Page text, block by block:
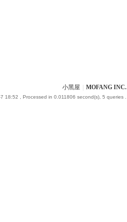
小黑屋 MOFANG INC.
18:52 , Processed in 0.011806 second(s), 5 queries .